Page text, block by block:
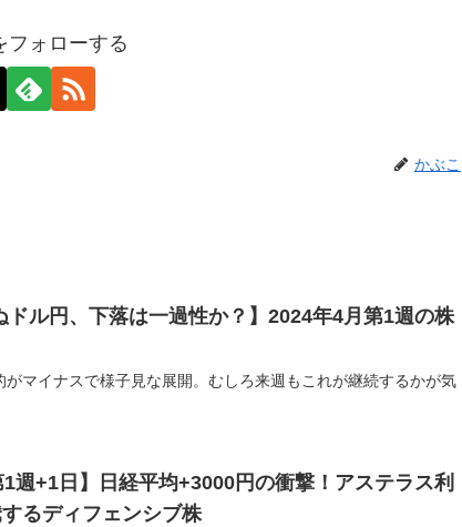
フォローする
かぶこ
ドル円、下落は一過性か？】2024年4月第1週の株
マイナスで様子見な展開。むしろ来週もこれが継続するかが気
1週+1日】日経平均+3000円の衝撃！アステラス利
るディフェンシブ株